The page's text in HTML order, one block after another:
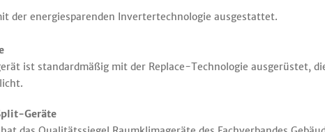
der energiesparenden Invertertechnologie ausgestattet.
ist standardmäßig mit der Replace-Technologie ausgerüstet,
Geräte